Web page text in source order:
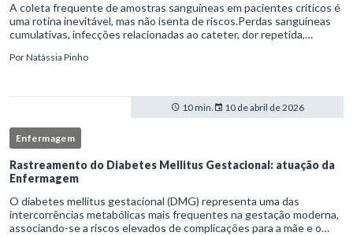
A coleta frequente de amostras sanguíneas em pacientes críticos é
uma rotina inevitável, mas não isenta de riscos.Perdas sanguíneas
cumulativas, infecções relacionadas ao cateter, dor repetida,
PorNatássia Pinho
10 min. 10 de abril de 2026
Enfermagem
Rastreamento do Diabetes Mellitus Gestacional: atuação da
Enfermagem
O diabetes mellitus gestacional (DMG) representa uma das
intercorrências metabólicas mais frequentes na gestação moderna,
associando-se a riscos elevados de complicações para a mãe e o